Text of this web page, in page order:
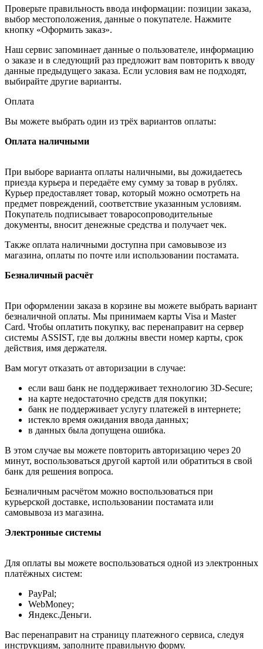
Проверьте правильность ввода информации: позиции заказа,
выбор местоположения, данные о покупателе. Нажмите
кнопку «Оформить заказ».
Наш сервис запоминает данные о пользователе, информацию
о заказе и в следующий раз предложит вам повторить к вводу
данные предыдущего заказа. Если условия вам не подходят,
выбирайте другие варианты.
Оплата
Вы можете выбрать один из трёх вариантов оплаты:
Оплата наличными
При выборе варианта оплаты наличными, вы дожидаетесь
приезда курьера и передаёте ему сумму за товар в рублях.
Курьер предоставляет товар, который можно осмотреть на
предмет повреждений, соответствие указанным условиям.
Покупатель подписывает товаросопроводительные
документы, вносит денежные средства и получает чек.
Также оплата наличными доступна при самовывозе из
магазина, оплаты по почте или использовании постамата.
Безналичный расчёт
При оформлении заказа в корзине вы можете выбрать вариант
безналичной оплаты. Мы принимаем карты Visa и Master
Card. Чтобы оплатить покупку, вас перенаправит на сервер
системы ASSIST, где вы должны ввести номер карты, срок
действия, имя держателя.
Вам могут отказать от авторизации в случае:
если ваш банк не поддерживает технологию 3D-Secure;
на карте недостаточно средств для покупки;
банк не поддерживает услугу платежей в интернете;
истекло время ожидания ввода данных;
в данных была допущена ошибка.
В этом случае вы можете повторить авторизацию через 20
минут, воспользоваться другой картой или обратиться в свой
банк для решения вопроса.
Безналичным расчётом можно воспользоваться при
курьерской доставке, использовании постамата или
самовывоза из магазина.
Электронные системы
Для оплаты вы можете воспользоваться одной из электронных
платёжных систем:
PayPal;
WebMoney;
Яндекс.Деньги.
Вас перенаправит на страницу платежного сервиса, следуя
инструкциям, заполните правильную форму.